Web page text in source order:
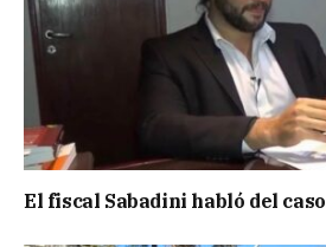
El fiscal Sabadini habló del caso